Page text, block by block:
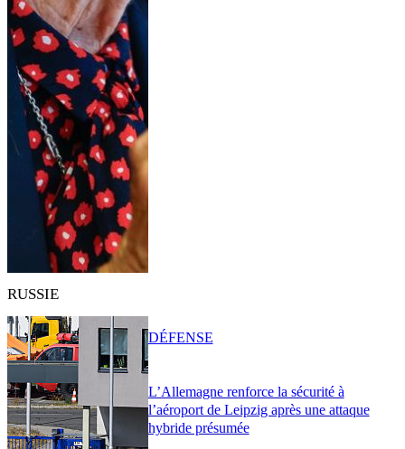
RUSSIE
L’Allemagne renforce la sécurité à
l’aéroport de Leipzig après une attaque
hybride présumée
DÉFENSE